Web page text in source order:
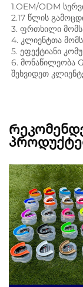
1.OEM/ODM
2.17 წლის
3. ფრთხილი
4. კლიენტთა
5. ეფექტიანი
6. მონაწილეობა
შეხვიდეთ